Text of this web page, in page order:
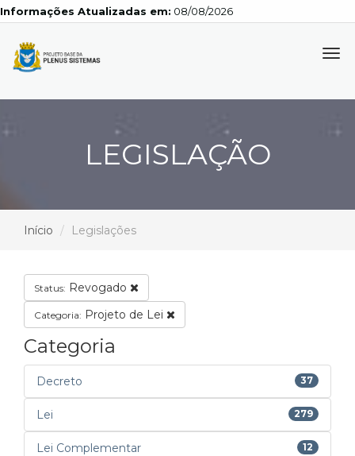
Atualizadas em: 08/08/2026
LEGISLAÇÃO
Início Legislações
Status: Revogado
Categoria: Projeto de Lei
Categoria
Decreto 37
Lei 279
Lei Complementar 12